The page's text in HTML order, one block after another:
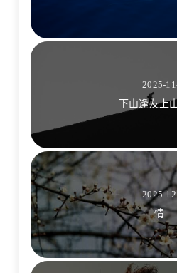
2025-
下山逢友上
2025-
情